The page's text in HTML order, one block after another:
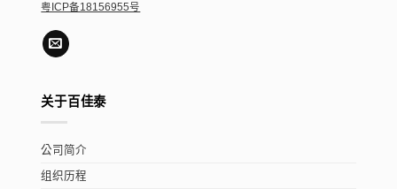
粤ICP备18156955号
关于百佳泰
公司简介
组织历程